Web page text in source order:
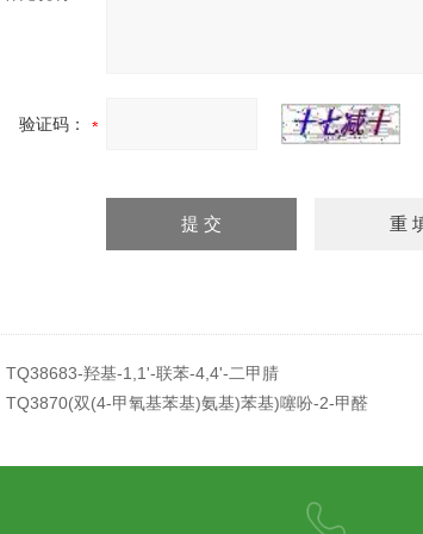
验证码：
TQ38683-羟基-1,1'-联苯-4,4'-二甲腈
TQ3870(双(4-甲氧基苯基)氨基)苯基)噻吩-2-甲醛